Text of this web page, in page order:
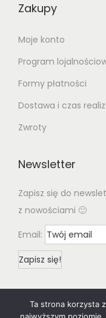
Zakupy
Moje konto
Program
Formy płatności
Dostawa i czas
Zwroty
Newsletter
Zapisz się do
z nowościami 🙂
Email:
Ta strona korzysta